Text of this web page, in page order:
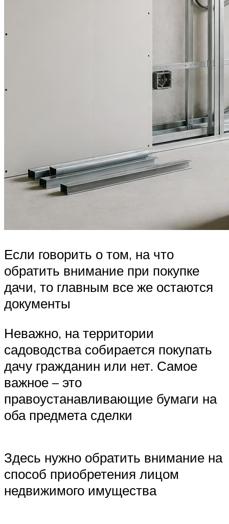
Если говорить о том, на что
обратить внимание при покупке
дачи, то главным все же остаются
документы
Неважно, на территории
садоводства собирается покупать
дачу гражданин или нет. Самое
важное – это
правоустанавливающие бумаги на
оба предмета сделки
Здесь нужно обратить внимание на
способ приобретения лицом
недвижимого имущества